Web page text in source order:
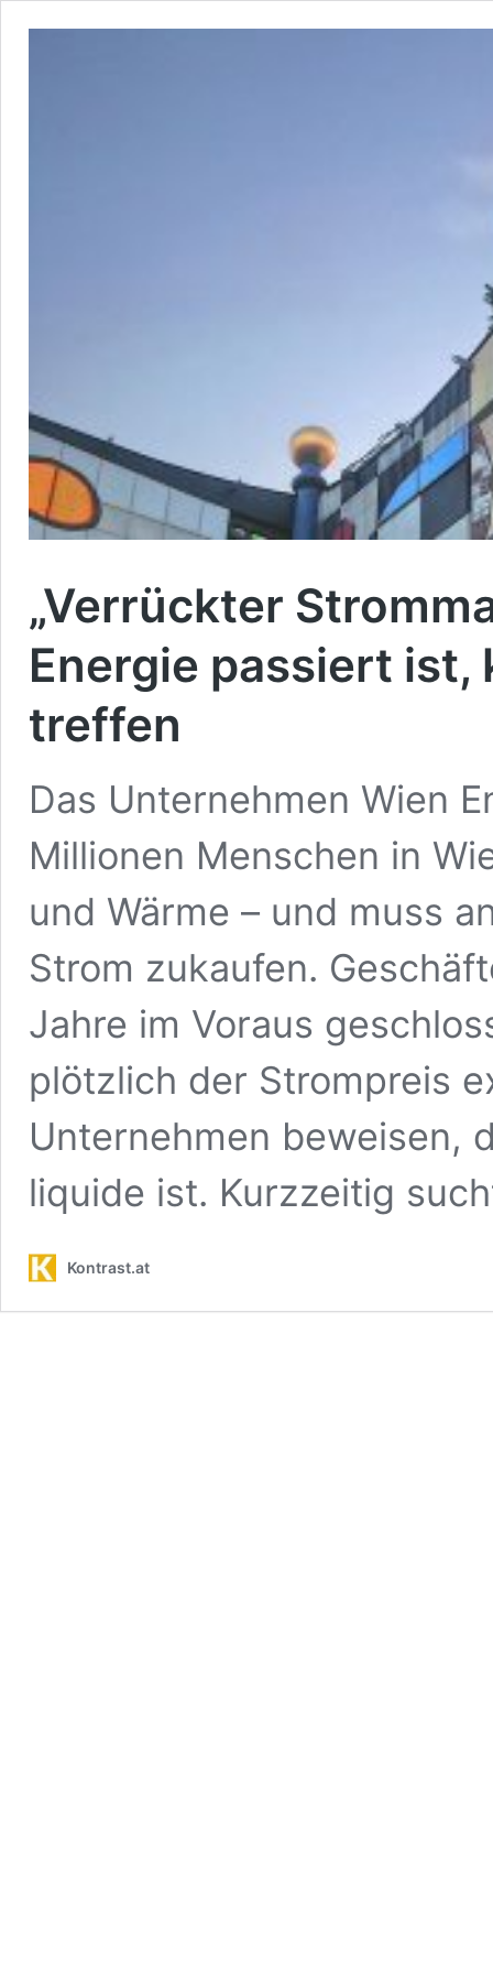
„Verrückter
Energie passiert ist,
treffen
Das Unternehmen Wien
Millionen Menschen in
und Wärme – und muss
Strom zukaufen.
Jahre im Voraus
plötzlich der Strompreis
Unternehmen beweisen,
liquide ist. Kurzzeitig
Kontrast.at